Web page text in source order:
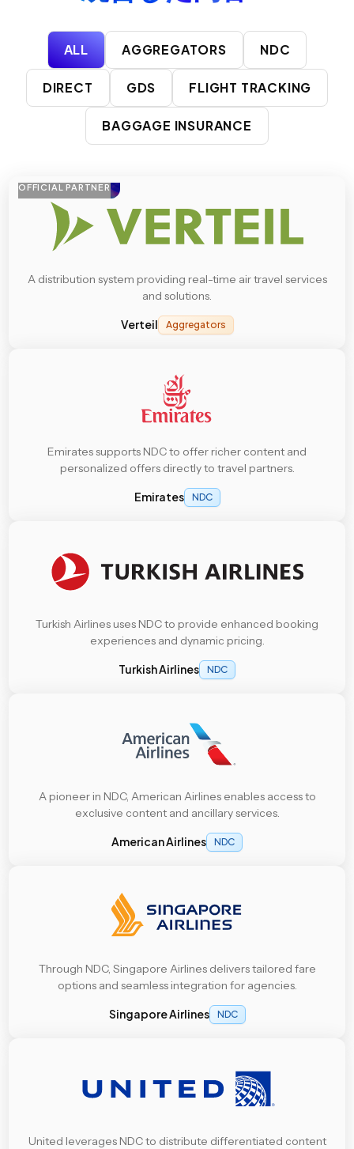
ALL AGGREGATORS NDC
DIRECT GDS FLIGHT TRACKING
BAGGAGE INSURANCE
OFFICIAL PARTNER
A distribution system providing real-time air travel services
and solutions.
Verteil Aggregators
Emirates supports NDC to offer richer content and
personalized offers directly to travel partners.
Emirates NDC
Turkish Airlines uses NDC to provide enhanced booking
experiences and dynamic pricing.
Turkish Airlines NDC
A pioneer in NDC, American Airlines enables access to
exclusive content and ancillary services.
American Airlines NDC
Through NDC, Singapore Airlines delivers tailored fare
options and seamless integration for agencies.
Singapore Airlines NDC
United leverages NDC to distribute differentiated content